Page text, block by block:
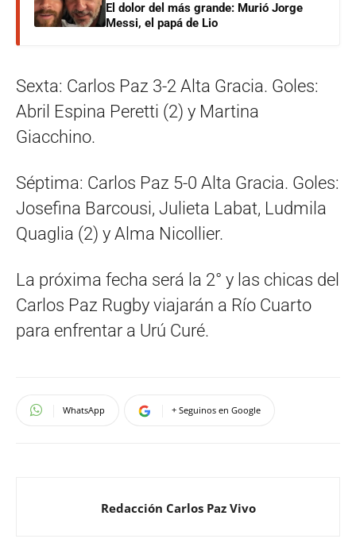
El dolor del más grande: Murió Jorge
Messi, el papá de Lio
Sexta: Carlos Paz 3-2 Alta Gracia. Goles:
Abril Espina Peretti (2) y Martina
Giacchino.
Séptima: Carlos Paz 5-0 Alta Gracia. Goles:
Josefina Barcousi, Julieta Labat, Ludmila
Quaglia (2) y Alma Nicollier.
La próxima fecha será la 2° y las chicas del
Carlos Paz Rugby viajarán a Río Cuarto
para enfrentar a Urú Curé.
WhatsApp + Seguinos en Google
Redacción Carlos Paz Vivo